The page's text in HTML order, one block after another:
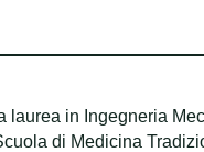
laurea in Ingegneria
di Medicina